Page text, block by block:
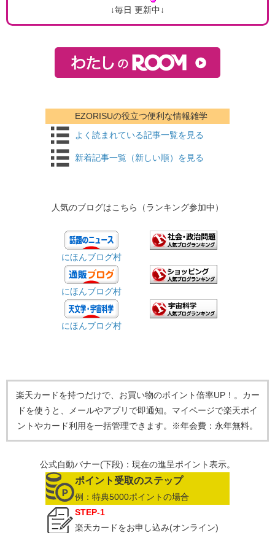
↓毎日 更新中↓
EZORISUの役立つ便利な情報雑学​​
​よく読まれている記事一覧を見る
​新着記事一覧（新しい順）を見る
人気のブログはこちら（ランキング参加中）
にほんブログ村
にほんブログ村
にほんブログ村
楽天カードを持つだけで、お買い物のポイント倍率UP！。カー
ドを使うと、メールやアプリで即通知。マイページで楽天ポイ
ントやカード利用を一括管理できます。※年会費：永年無料。
公式自動バナー(下段)：現在の進呈ポイント表示。
​ポイント受取のステップ​
例：​特典5000ポイントの場合​​
STEP-1​
楽天カードをお申し込み​(オンライン)